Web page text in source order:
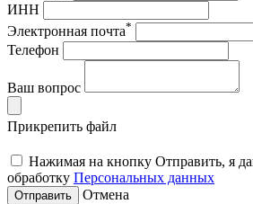
ИНН
Электронная почта*
Телефон
Ваш вопрос
Прикрепить файл
Нажимая на кнопку Отправить, я
обработку Персональных данных
Отправить
Отмена